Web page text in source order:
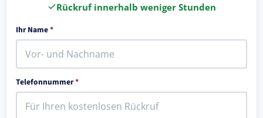
Rückruf innerhalb weniger Stunden
Ihr Name*
Telefonnummer*